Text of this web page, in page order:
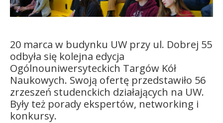
20 marca w budynku UW przy ul. Dobrej 55
odbyła się kolejna edycja
Ogólnouniwersyteckich Targów Kół
Naukowych. Swoją ofertę przedstawiło 56
zrzeszeń studenckich działających na UW.
Były też porady ekspertów, networking i
konkursy.